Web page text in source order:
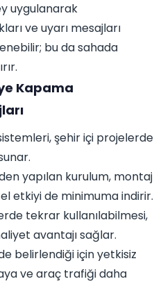
uygulanarak
ve uyarı mesajları
bu da sahada
Kapama
şehir içi projelerde
yapılan kurulum, montaj
etkiyi de minimuma indirir.
tekrar kullanılabilmesi,
avantajı sağlar.
belirlendiği için yetkisiz
ve araç trafiği daha